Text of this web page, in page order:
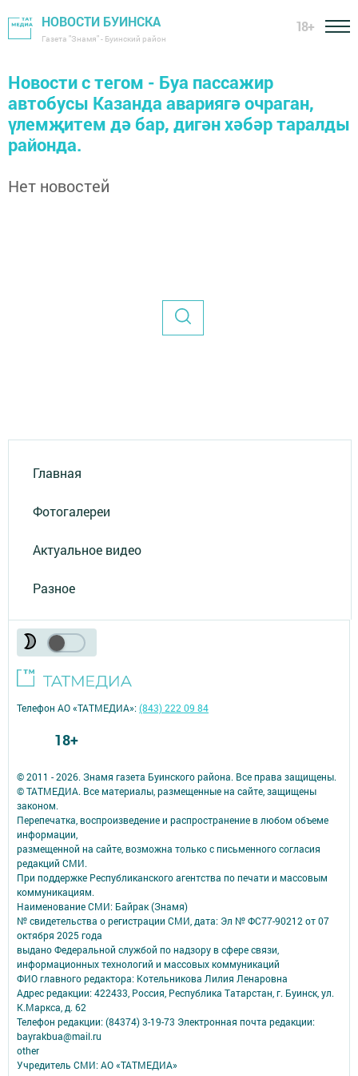
НОВОСТИ БУИНСКА
Газета "Знамя" - Буинский район
18+
Новости с тегом - Буа пассажир
автобусы Казанда авариягә очраган,
үлемҗитем дә бар, дигән хәбәр таралды
районда.
Нет новостей
Главная
Фотогалереи
Актуальное видео
Разное
© 2011 - 2026. Знамя газета Буинского района. Все права защищены.
© ТАТМЕДИА. Все материалы, размещенные на сайте, защищены
законом.
Перепечатка, воспроизведение и распространение в любом объеме
информации,
размещенной на сайте, возможна только с письменного согласия
редакций СМИ.
При поддержке Республиканского агентства по печати и массовым
коммуникациям.
Наименование СМИ: Байрак (Знамя)
№ свидетельства о регистрации СМИ, дата: Эл № ФС77-90212 от 07
октября 2025 года
выдано Федеральной службой по надзору в сфере связи,
информационных технологий и массовых коммуникаций
ФИО главного редактора: Котельникова Лилия Ленаровна
Адрес редакции: 422433, Россия, Республика Татарстан, г. Буинск, ул.
К.Маркса, д. 62
Телефон редакции: (84374) 3-19-73 Электронная почта редакции:
bayrakbua@mail.ru
other
Учредитель СМИ: АО «ТАТМЕДИА»
Телефон АО «ТАТМЕДИА»:(843) 222 09 84
18+